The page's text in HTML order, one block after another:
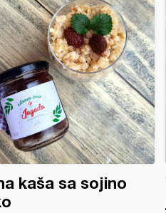
kaša sa sojino